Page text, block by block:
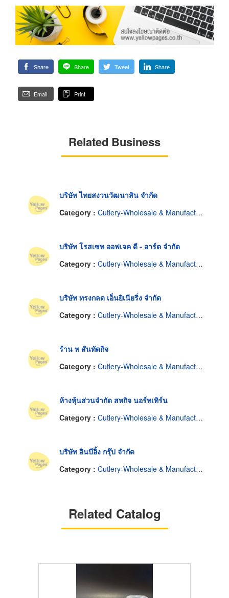
Share Share Tweet Share
Email Print
Related Business
บริษัท ไทยสงวนวัฒนาสิน จำกัด
Category : Cutlery-Wholesale & Manufacturers
บริษัท โรสเซท ออฟเจค ดี - อาร์ต จำกัด
Category : Cutlery-Wholesale & Manufacturers
บริษัท ทรงกลด เอ็นยิเนียริ่ง จำกัด
Category : Cutlery-Wholesale & Manufacturers
ร้าน ท สันทัดกิจ
Category : Cutlery-Wholesale & Manufacturers
ห้างหุ้นส่วนจำกัด สหกิจ นอร์ทเทิร์น
Category : Cutlery-Wholesale & Manufacturers
บริษัท อินบีอิ้ง กรุ๊ป จำกัด
Category : Cutlery-Wholesale & Manufacturers
Related Catalog